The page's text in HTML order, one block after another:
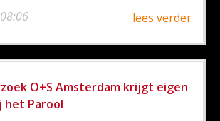
lees verder
O+S Amsterdam krijgt eigen
het Parool